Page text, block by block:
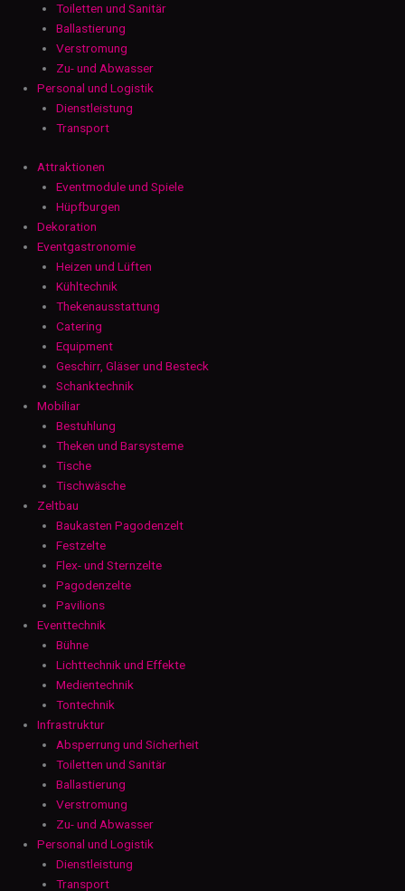
Toiletten und Sanitär
Ballastierung
Verstromung
Zu- und Abwasser
Personal und Logistik
Dienstleistung
Transport
Attraktionen
Eventmodule und Spiele
Hüpfburgen
Dekoration
Eventgastronomie
Heizen und Lüften
Kühltechnik
Thekenausstattung
Catering
Equipment
Geschirr, Gläser und Besteck
Schanktechnik
Mobiliar
Bestuhlung
Theken und Barsysteme
Tische
Tischwäsche
Zeltbau
Baukasten Pagodenzelt
Festzelte
Flex- und Sternzelte
Pagodenzelte
Pavilions
Eventtechnik
Bühne
Lichttechnik und Effekte
Medientechnik
Tontechnik
Infrastruktur
Absperrung und Sicherheit
Toiletten und Sanitär
Ballastierung
Verstromung
Zu- und Abwasser
Personal und Logistik
Dienstleistung
Transport